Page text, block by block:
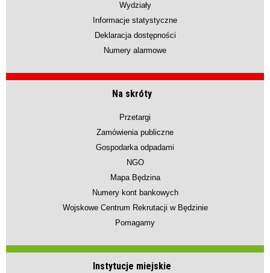
Wydziały
Informacje statystyczne
Deklaracja dostępności
Numery alarmowe
Na skróty
Przetargi
Zamówienia publiczne
Gospodarka odpadami
NGO
Mapa Będzina
Numery kont bankowych
Wojskowe Centrum Rekrutacji w Będzinie
Pomagamy
Instytucje miejskie